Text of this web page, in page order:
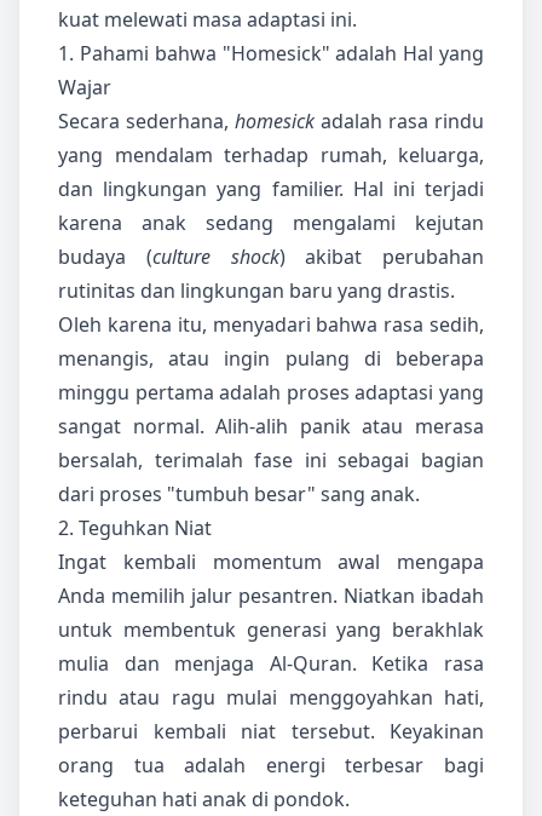
kuat melewati masa adaptasi ini.
1. Pahami bahwa "Homesick" adalah Hal yang
Wajar
Secara sederhana, homesick adalah rasa rindu
yang mendalam terhadap rumah, keluarga,
dan lingkungan yang familier. Hal ini terjadi
karena anak sedang mengalami kejutan
budaya (culture shock) akibat perubahan
rutinitas dan lingkungan baru yang drastis.
Oleh karena itu, menyadari bahwa rasa sedih,
menangis, atau ingin pulang di beberapa
minggu pertama adalah proses adaptasi yang
sangat normal. Alih-alih panik atau merasa
bersalah, terimalah fase ini sebagai bagian
dari proses "tumbuh besar" sang anak.
2. Teguhkan Niat
Ingat kembali momentum awal mengapa
Anda memilih jalur pesantren. Niatkan ibadah
untuk membentuk generasi yang berakhlak
mulia dan menjaga Al-Quran. Ketika rasa
rindu atau ragu mulai menggoyahkan hati,
perbarui kembali niat tersebut. Keyakinan
orang tua adalah energi terbesar bagi
keteguhan hati anak di pondok.